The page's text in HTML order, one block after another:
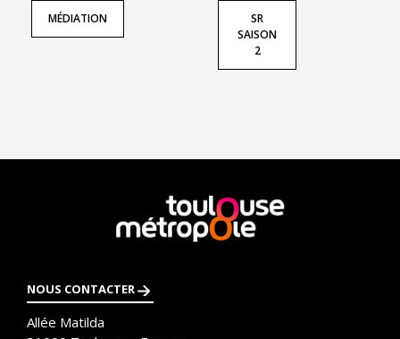
MÉDIATION
SR
SAISON
2
En
savoir
plus
NOUS CONTACTER
Allée Matilda